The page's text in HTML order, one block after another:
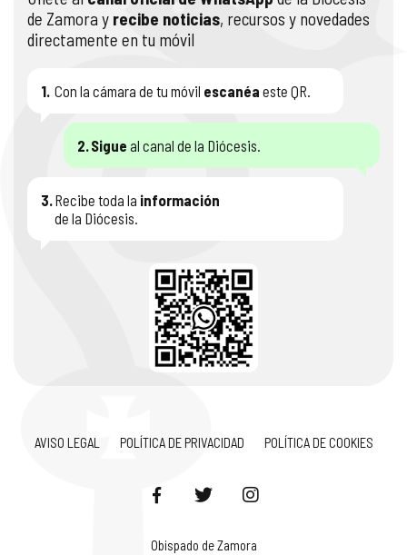
de Zamora y recibe noticias, recursos y novedades
directamente en tu móvil
1. Con la cámara de tu móvil escanéa este QR.
2.Sigue al canal de la Diócesis.
3.Recibe toda la información
de la Diócesis.
AVISO LEGAL POLÍTICA DE PRIVACIDAD POLÍTICA DE COOKIES
Obispado de Zamora